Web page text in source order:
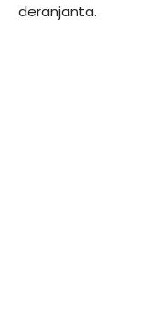
deranjanta.